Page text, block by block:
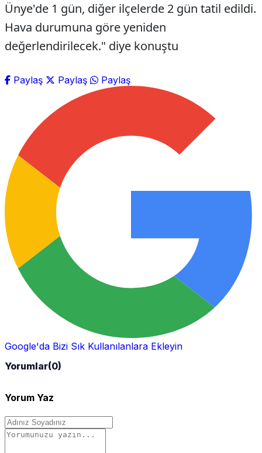
Ünye'de 1 gün, diğer ilçelerde 2 gün tatil edildi.
Hava durumuna göre yeniden
değerlendirilecek." diye konuştu
Paylaş Paylaş Paylaş
Google'da Bizi Sık Kullanılanlara Ekleyin
Yorumlar(0)
Yorum Yaz